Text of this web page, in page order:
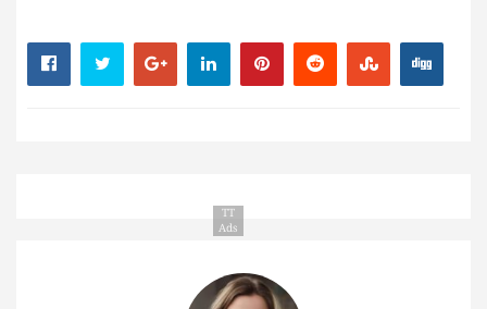
TT
Ads